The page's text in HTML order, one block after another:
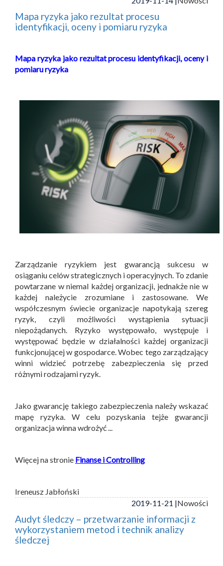
Mapa ryzyka jako rezultat procesu
identyfikacji, oceny i pomiaru ryzyka
Mapa ryzyka jako rezultat procesu identyfikacji, oceny i
pomiaru ryzyka
Zarządzanie ryzykiem jest gwarancją sukcesu w
osiąganiu celów strategicznych i operacyjnych. To zdanie
powtarzane w niemal każdej organizacji, jednakże nie w
każdej należycie zrozumiane i zastosowane. We
współczesnym świecie organizacje napotykają szereg
ryzyk, czyli możliwości wystąpienia sytuacji
niepożądanych. Ryzyko występowało, występuje i
występować będzie w działalności każdej organizacji
funkcjonującej w gospodarce. Wobec tego zarządzający
winni widzieć potrzebę zabezpieczenia się przed
różnymi rodzajami ryzyk.
Jako gwarancję takiego zabezpieczenia należy wskazać
mapę ryzyka. W celu pozyskania tejże gwarancji
organizacja winna wdrożyć ...
Więcej na stronie Finanse i Controlling
Ireneusz Jabłoński
2019-11-21 |Nowości
Audyt śledczy – przetwarzanie informacji z
wykorzystaniem metod i technik analizy
śledczej